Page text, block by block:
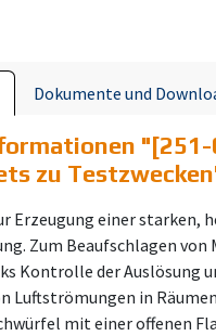
Dokumente und
"
zu Testzwecken
Erzeugung einer starken,
Zum Beaufschlagen von
Kontrolle der Auslösung
Luftströmungen in
mit einer offenen